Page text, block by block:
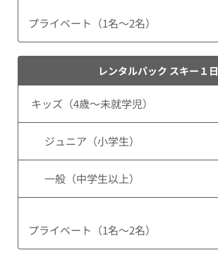
プライベート（1名～2名）
レンタルパック スキー１日
キッズ（4歳～未就学児）
ジュニア（小学生）
一般（中学生以上）
プライベート（1名～2名）